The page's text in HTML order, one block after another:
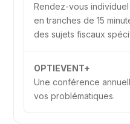
Rendez-vous
en tranches de 15
des sujets fiscaux
OPTIEVENT+
Une conférence
vos problématiques.